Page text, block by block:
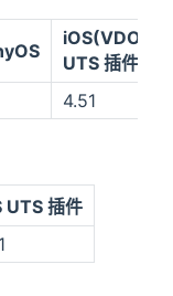
iOS(VDOM)
UTS 插件
4.51
UTS 插件